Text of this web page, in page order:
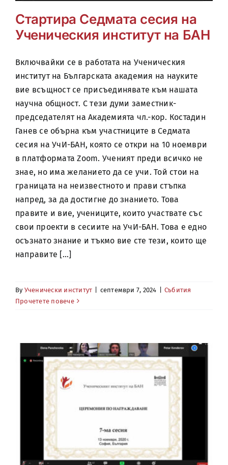
Стартира Седмата сесия на
Ученическия институт на БАН
Включвайки се в работата на Ученическия
институт на Българската академия на науките
вие всъщност се присъединявате към нашата
научна общност. С тези думи заместник-
председателят на Академията чл.-кор. Костадин
Ганев се обърна към участниците в Седмата
сесия на УчИ-БАН, която се откри на 10 ноември
в платформата Zoom. Ученият преди всичко не
знае, но има желанието да се учи. Той стои на
границата на неизвестното и прави стъпка
напред, за да достигне до знанието. Това
правите и вие, учениците, които участвате със
свои проекти в сесиите на УчИ-БАН. Това е едно
осъзнато знание и тъкмо вие сте тези, които ще
направите [...]
By Ученически институт септември 7, 2024
Събития
Прочетете повече